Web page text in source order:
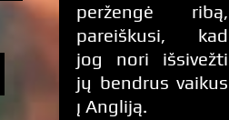
peržengė ribą,
pareiškusi, kad
jog nori išsivežti
jų bendrus vaikus
į Angliją.